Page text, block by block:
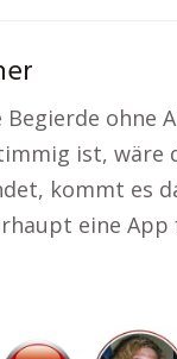
ohne
ist, wäre
kommt es
eine